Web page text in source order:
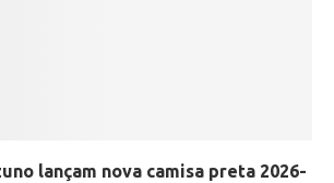
lançam nova camisa preta 2026-